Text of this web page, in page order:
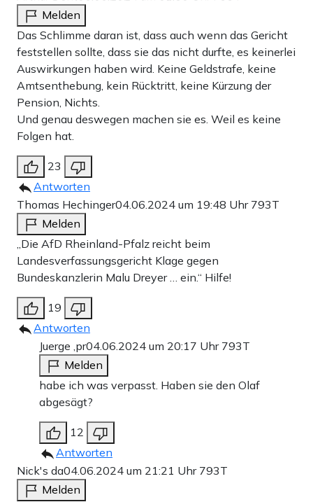
Melden
Das Schlimme daran ist, dass auch wenn das Gericht
feststellen sollte, dass sie das nicht durfte, es keinerlei
Auswirkungen haben wird. Keine Geldstrafe, keine
Amtsenthebung, kein Rücktritt, keine Kürzung der
Pension, Nichts.
Und genau deswegen machen sie es. Weil es keine
Folgen hat.
23
Antworten
Thomas Hechinger04.06.2024 um 19:48 Uhr 793T
Melden
„Die AfD Rheinland-Pfalz reicht beim
Landesverfassungsgericht Klage gegen
Bundeskanzlerin Malu Dreyer … ein.“ Hilfe!
19
Antworten
Juerge ,pr04.06.2024 um 20:17 Uhr 793T
Melden
habe ich was verpasst. Haben sie den Olaf
abgesägt?
12
Antworten
Nick's da04.06.2024 um 21:21 Uhr 793T
Melden